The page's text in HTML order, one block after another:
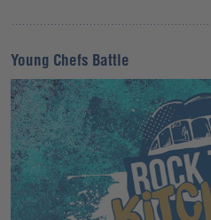
Young Chefs Battle